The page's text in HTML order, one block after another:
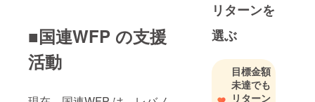
■国連WFP の支援
活動
リターンを
選ぶ
目標金額
未達でも
リターン